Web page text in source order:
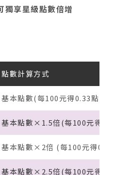
獨享星級點數倍增
點數計算方式
基本點數(每100元得0.33點)
基本點數×1.5倍(每100元得
基本點數×2倍 (每100元得
基本點數×2.5倍(每100元得